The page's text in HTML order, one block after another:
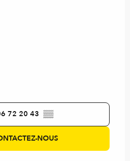
72 20 43 ▒▒
NOUS